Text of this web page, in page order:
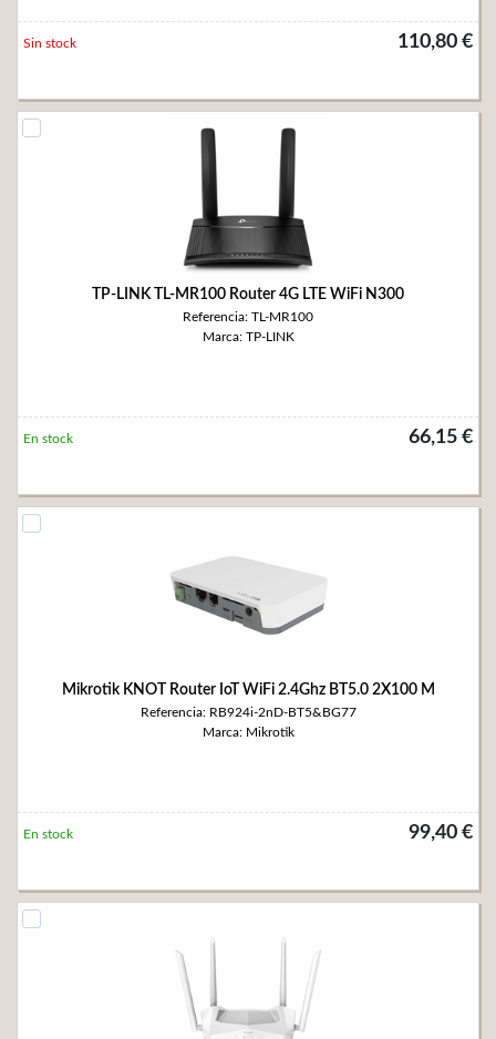
110,80 €
Sin stock
TP-LINK TL-MR100 Router 4G LTE WiFi N300
Referencia: TL-MR100
Marca: TP-LINK
66,15 €
En stock
Mikrotik KNOT Router IoT WiFi 2.4Ghz BT5.0 2X100 M
Referencia: RB924i-2nD-BT5&BG77
Marca: Mikrotik
99,40 €
En stock